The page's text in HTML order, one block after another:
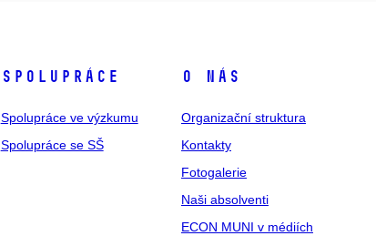
Spolupráce
Spolupráce ve výzkumu
Spolupráce se SŠ
O nás
Organizační struktura
Kontakty
Fotogalerie
Naši absolventi
ECON MUNI v médiích